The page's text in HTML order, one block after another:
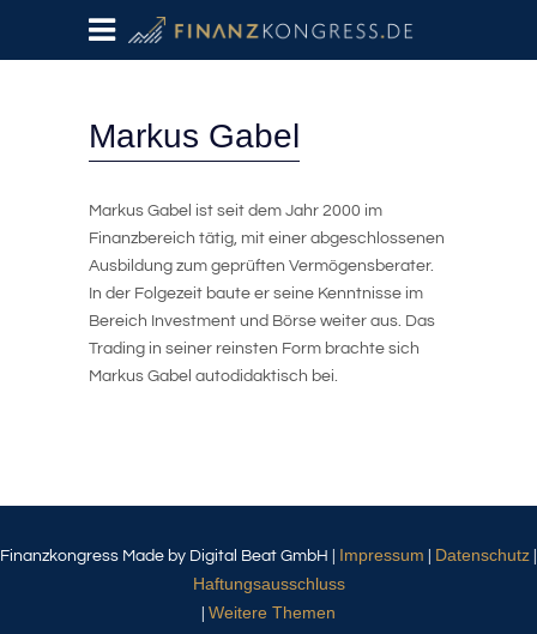
Markus Gabel
Markus Gabel ist seit dem Jahr 2000 im
Finanzbereich tätig, mit einer abgeschlossenen
Ausbildung zum geprüften Vermögensberater.
In der Folgezeit baute er seine Kenntnisse im
Bereich Investment und Börse weiter aus. Das
Trading in seiner reinsten Form brachte sich
Markus Gabel autodidaktisch bei.
Finanzkongress Made by Digital Beat GmbH | Impressum Datenschutz
Haftungsausschluss
Weitere Themen